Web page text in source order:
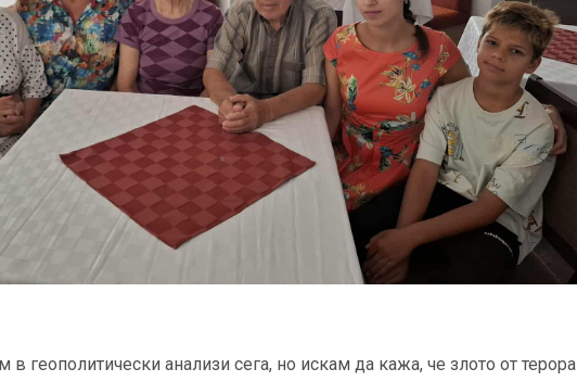
геополитически анализи сега, но искам да кажа, че злото от терора